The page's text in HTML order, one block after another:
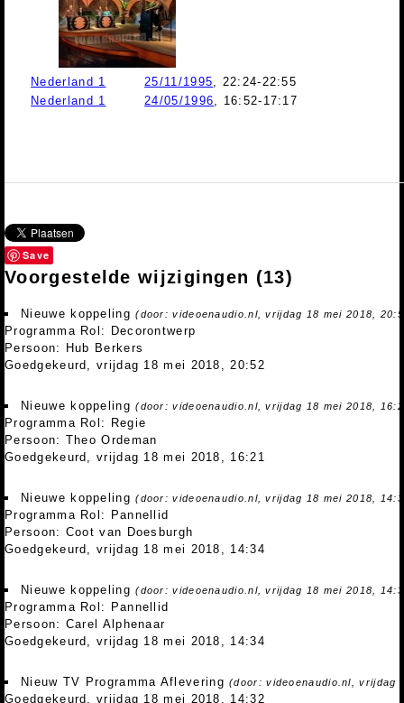
Nederland 1 25/11/1995, 22:24-22:55
Nederland 1
24/05/1996, 16:52-17:17
Save
Voorgestelde wijzigingen (13)
Nieuwe koppeling(door: videoenaudio.nl, vrijdag 18 mei 2018,
Programma Rol: Decorontwerp
Persoon: Hub Berkers
Goedgekeurd, vrijdag 18 mei 2018, 20:52
Nieuwe koppeling(door: videoenaudio.nl, vrijdag 18 mei 2018,
Programma Rol: Regie
Persoon: Theo Ordeman
Goedgekeurd, vrijdag 18 mei 2018, 16:21
Nieuwe koppeling(door: videoenaudio.nl, vrijdag 18 mei 2018,
Programma Rol: Pannellid
Persoon: Coot van Doesburgh
Goedgekeurd, vrijdag 18 mei 2018, 14:34
Nieuwe koppeling(door: videoenaudio.nl, vrijdag 18 mei 2018,
Programma Rol: Pannellid
Persoon: Carel Alphenaar
Goedgekeurd, vrijdag 18 mei 2018, 14:34
Nieuw TV Programma Aflevering(door: videoenaudio.nl, vrijdag
Goedgekeurd, vrijdag 18 mei 2018, 14:32